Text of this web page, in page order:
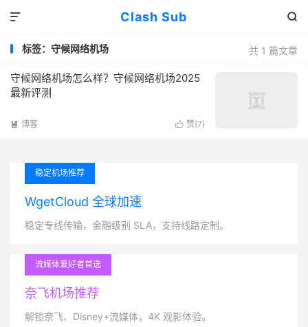
Clash Sub 

共 1 篇文章
标签：守候网络机场
守候网络机场怎么样？守候网络机场2025
最新评测
 赞(7)
 博客
稳定机场推荐
WgetCloud 全球加速
稳定专线传输，金融级别 SLA，支持线路定制。
流媒体爱好者首选
奈飞机场推荐
解锁奈飞、Disney+流媒体，4K 观影体验。